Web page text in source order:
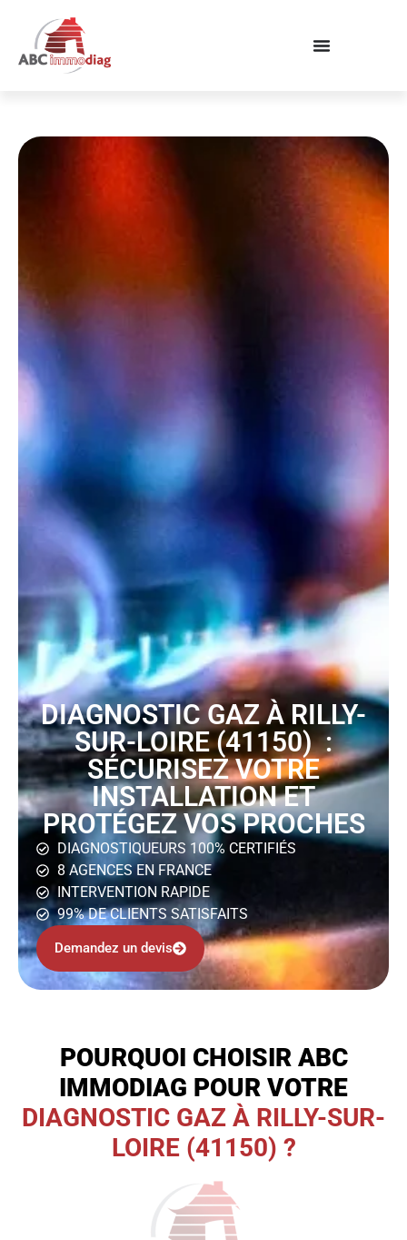
DIAGNOSTIC GAZ À RILLY-
SUR-LOIRE (41150) :
SÉCURISEZ VOTRE
INSTALLATION ET
PROTÉGEZ VOS PROCHES
DIAGNOSTIQUEURS 100% CERTIFIÉS
8 AGENCES EN FRANCE
INTERVENTION RAPIDE
99% DE CLIENTS SATISFAITS
Demandez un devis
POURQUOI CHOISIR ABC
IMMODIAG POUR VOTRE
DIAGNOSTIC GAZ À RILLY-SUR-
LOIRE (41150) ?